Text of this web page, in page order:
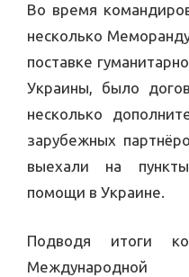
Во время
несколько
поставке
Украины, было
несколько
зарубежных
выехали на
помощи в Украине.
Подводя итоги
Международной